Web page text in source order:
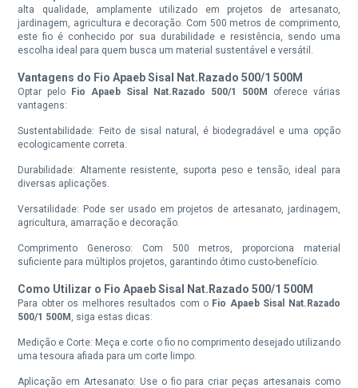
alta qualidade, amplamente utilizado em projetos de artesanato,
jardinagem, agricultura e decoração. Com 500 metros de comprimento,
este fio é conhecido por sua durabilidade e resistência, sendo uma
escolha ideal para quem busca um material sustentável e versátil.
Vantagens do Fio Apaeb Sisal Nat.Razado 500/1 500M
Optar pelo Fio Apaeb Sisal Nat.Razado 500/1 500M oferece várias
vantagens:
Sustentabilidade: Feito de sisal natural, é biodegradável e uma opção
ecologicamente correta.
Durabilidade: Altamente resistente, suporta peso e tensão, ideal para
diversas aplicações.
Versatilidade: Pode ser usado em projetos de artesanato, jardinagem,
agricultura, amarração e decoração.
Comprimento Generoso: Com 500 metros, proporciona material
suficiente para múltiplos projetos, garantindo ótimo custo-benefício.
Como Utilizar o Fio Apaeb Sisal Nat.Razado 500/1 500M
Para obter os melhores resultados com o Fio Apaeb Sisal Nat.Razado
500/1 500M , siga estas dicas:
Medição e Corte: Meça e corte o fio no comprimento desejado utilizando
uma tesoura afiada para um corte limpo.
Aplicação em Artesanato: Use o fio para criar peças artesanais como